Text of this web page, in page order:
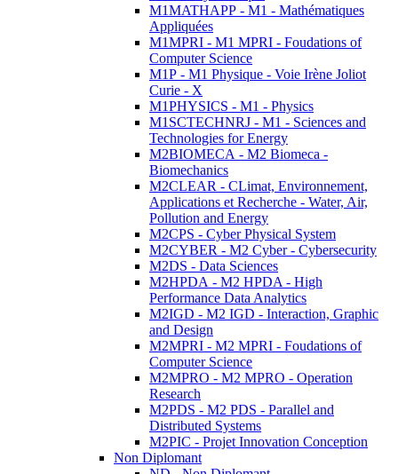
M1MATHAPP - M1 - Mathématiques
Appliquées
M1MPRI - M1 MPRI - Foudations of
Computer Science
M1P - M1 Physique - Voie Irène Joliot
Curie - X
M1PHYSICS - M1 - Physics
M1SCTECHNRJ - M1 - Sciences and
Technologies for Energy
M2BIOMECA - M2 Biomeca -
Biomechanics
M2CLEAR - CLimat, Environnement,
Applications et Recherche - Water, Air,
Pollution and Energy
M2CPS - Cyber Physical System
M2CYBER - M2 Cyber - Cybersecurity
M2DS - Data Sciences
M2HPDA - M2 HPDA - High
Performance Data Analytics
M2IGD - M2 IGD - Interaction, Graphic
and Design
M2MPRI - M2 MPRI - Foudations of
Computer Science
M2MPRO - M2 MPRO - Operation
Research
M2PDS - M2 PDS - Parallel and
Distributed Systems
M2PIC - Projet Innovation Conception
Non Diplomant